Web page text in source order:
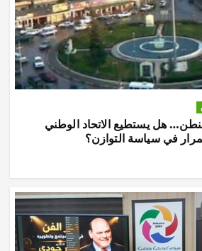
هل يستطيع الاتحاد الوطني
في سياسة التوازن؟